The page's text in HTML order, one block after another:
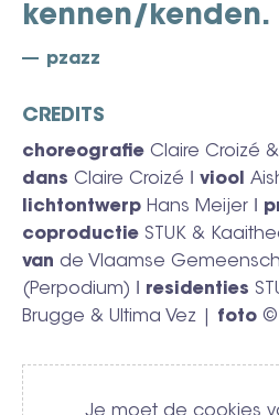
kennen/kenden.
pzazz
CREDITS
choreografie Claire Croizé
dans Claire Croizé ǀ viool
lichtontwerp Hans Meijer ǀ
coproductie STUK &
van de Vlaamse
(Perpodium) ǀ residenties
Brugge & Ultima Vez | foto ©
Video
Je moet de cookies